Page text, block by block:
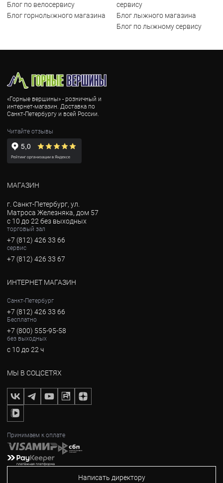
Блог по велосервису
Блог горнолыжного магазина
сервису
Блог лыжного магазина
Блог по лыжному сервису
«Горные вершины» - розничный и
интернет-магазин. Доставка по
Санкт-Петербургу и всей России.
Читайте отзывы
МАГАЗИН
г. Санкт-Петербург, ул.
Матроса Железняка, дом 57
с 10 до 22 без выходных
торговый зал
+7 (812) 426 33 66
сервис
+7 (812) 426 33 67
ИНТЕРНЕТ МАГАЗИН
Санкт-Петербург
+7 (812) 426 33 66
Бесплатно
+7 (800) 555-95-58
без выходных
с 10 до 22 ч
МЫ В СОЦСЕТЯХ
Принимаем к оплате
Написать директору